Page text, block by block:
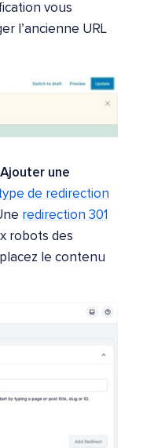
vous
l’ancienne URL
Ajouter une
de redirection
redirection 301
robots des
le contenu